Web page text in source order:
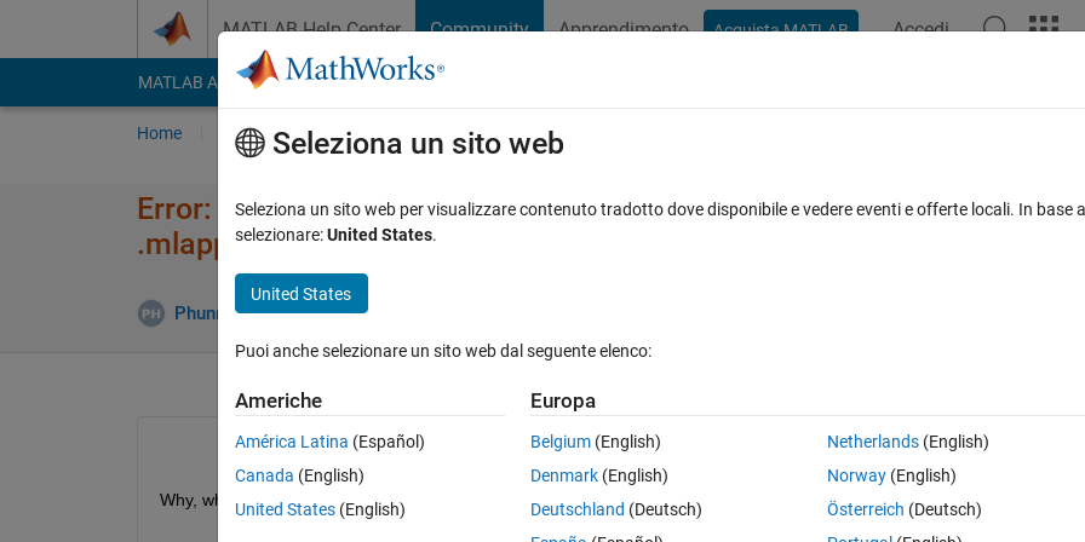
MATLAB Help Center Community Apprendimento Acquista MATLAB Accedi
MATLAB Answers File Exchange Cody
Home Poni una domanda Risposta Naviga
Error: class name and filename do not agree, after changing the name
.mlapp
Phunny 24 Set 2019 2 Risposte
Why, when i change the name of a .mlapp does it give me a class error when I try to run it?
Seleziona un sito web
Seleziona un sito web per visualizzare contenuto tradotto dove disponibile e vedere eventi e offerte locali. In
selezionare:United States.
United States
Puoi anche selezionare un sito web dal seguente elenco:
Americhe
América Latina (Español)
Canada (English)
United States (English)
Europa
Belgium (English)
Denmark (English)
Deutschland (Deutsch)
Netherlands(English)
Norway(English)
Österreich (Deutsch)